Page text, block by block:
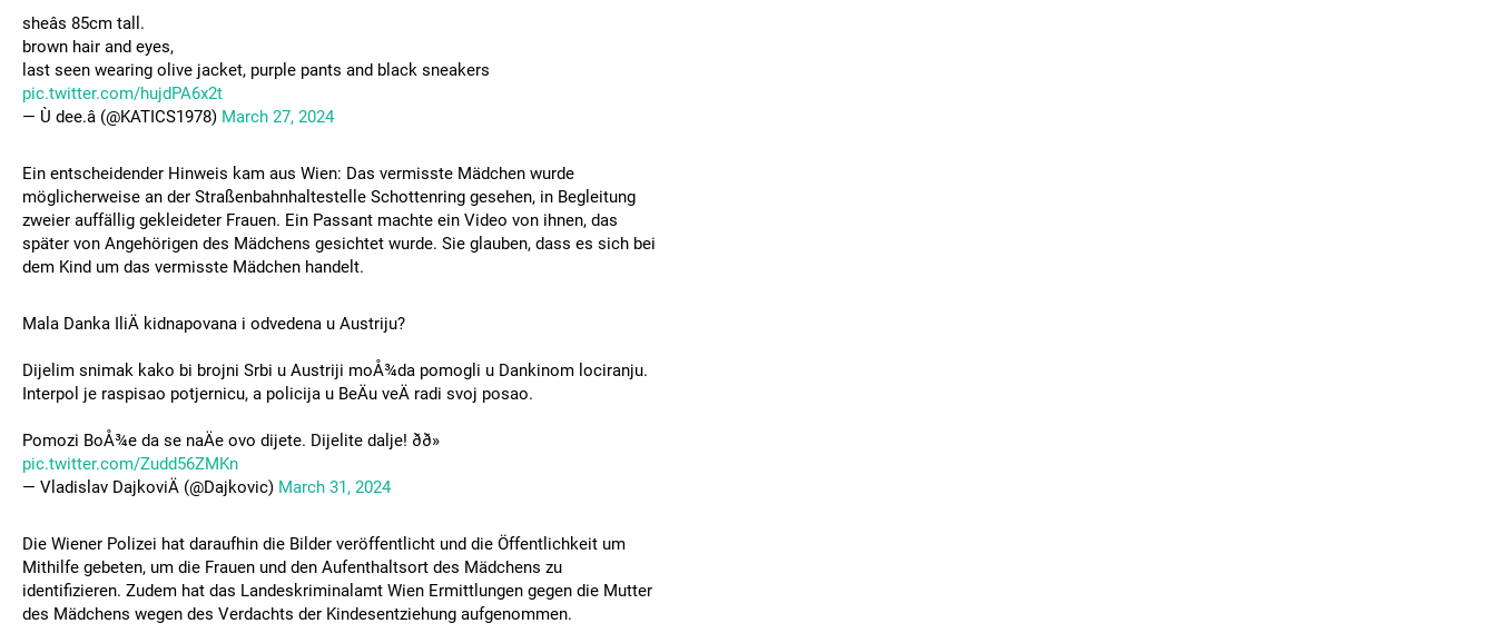
sheâs 85cm tall.
brown hair and eyes,
last seen wearing olive jacket, purple pants and black sneakers
pic.twitter.com/hujdPA6x2t
— Ù dee.â (@KATICS1978) March 27, 2024
Ein entscheidender Hinweis kam aus Wien: Das vermisste Mädchen wurde
möglicherweise an der Straßenbahnhaltestelle Schottenring gesehen, in Begleitung
zweier auffällig gekleideter Frauen. Ein Passant machte ein Video von ihnen, das
später von Angehörigen des Mädchens gesichtet wurde. Sie glauben, dass es sich bei
dem Kind um das vermisste Mädchen handelt.
Mala Danka IliÄ kidnapovana i odvedena u Austriju?
Dijelim snimak kako bi brojni Srbi u Austriji moÅ¾da pomogli u Dankinom lociranju.
Interpol je raspisao potjernicu, a policija u BeÄu veÄ radi svoj posao.
Pomozi BoÅ¾e da se naÄe ovo dijete. Dijelite dalje! ðð»
pic.twitter.com/Zudd56ZMKn
— Vladislav DajkoviÄ (@Dajkovic) March 31, 2024
Die Wiener Polizei hat daraufhin die Bilder veröffentlicht und die Öffentlichkeit um
Mithilfe gebeten, um die Frauen und den Aufenthaltsort des Mädchens zu
identifizieren. Zudem hat das Landeskriminalamt Wien Ermittlungen gegen die Mutter
des Mädchens wegen des Verdachts der Kindesentziehung aufgenommen.